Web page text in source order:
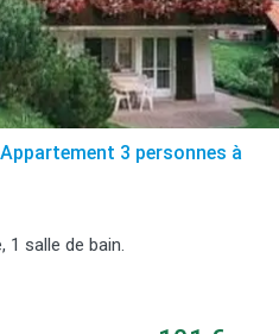
3 personnes à
1 salle de bain.